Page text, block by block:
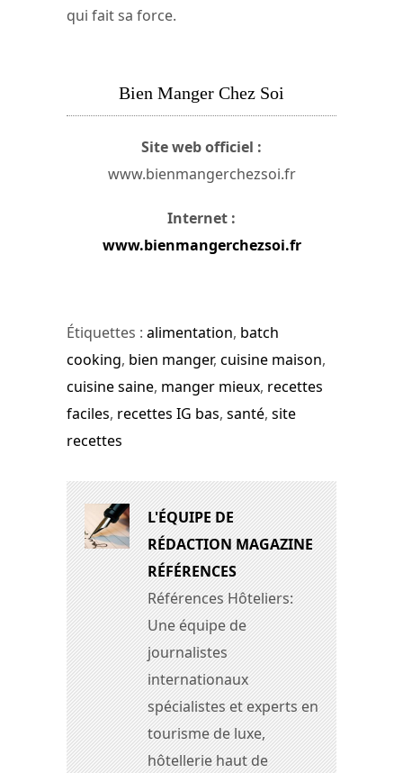
qui fait sa force.
Bien Manger Chez Soi
Site web officiel :
www.bienmangerchezsoi.fr
Internet :
www.bienmangerchezsoi.fr
Étiquettes : alimentation, batch
cooking, bien manger, cuisine maison,
cuisine saine, manger mieux, recettes
faciles, recettes IG bas, santé, site
recettes
L'ÉQUIPE DE
RÉDACTION MAGAZINE
RÉFÉRENCES
Références Hôteliers:
Une équipe de
journalistes
internationaux
spécialistes et experts en
tourisme de luxe,
hôtellerie haut de